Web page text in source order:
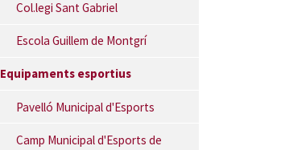
Col.legi Sant Gabriel
Escola Guillem de Montgrí
Equipaments esportius
Pavelló Municipal d'Esports
Camp Municipal d'Esports de